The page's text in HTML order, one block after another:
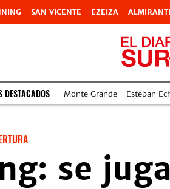
SAN VICENTE EZEIZA
DESTACADOS Monte Grande Esteban
se